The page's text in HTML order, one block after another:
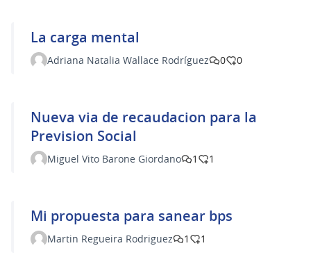
La carga mental
Adriana Natalia Wallace Rodríguez 0 0
Nueva via de recaudacion para la
Prevision Social
Miguel Vito Barone Giordano 1 1
Mi propuesta para sanear bps
Martin Regueira Rodriguez 1 1